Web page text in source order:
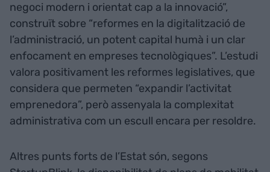
negoci modern i orientat cap a la innovació”,
construït sobre “reformes en la digitalització de
l’administració, un potent capital humà i un clar
enfocament en empreses tecnològiques”. L’estudi
valora positivament les reformes legislatives, que
considera que permeten “expandir l’activitat
emprenedora”, però assenyala la complexitat
administrativa com un escull encara per resoldre.
Altres punts forts de l’Estat són, segons